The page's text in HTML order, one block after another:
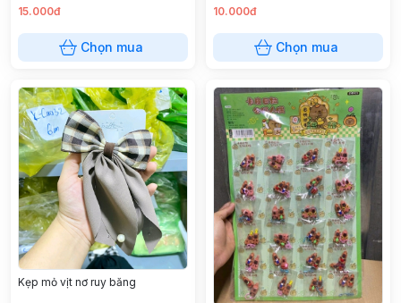
15.000đ
Chọn mua
10.000đ
Chọn mua
Kẹp mỏ vịt nơ ruy băng